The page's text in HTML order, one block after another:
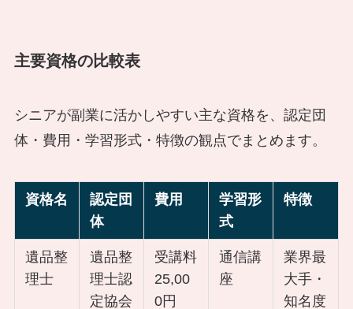
主要資格の比較表
シニアが副業に活かしやすい主な資格を、認定団
体・費用・学習形式・特徴の観点でまとめます。
資格名
認定団
体
費用
学習形
式
特徴
遺品整
理士
遺品整
理士認
定協会
受講料
25,00
0円
通信講
座
業界最
大手・
知名度